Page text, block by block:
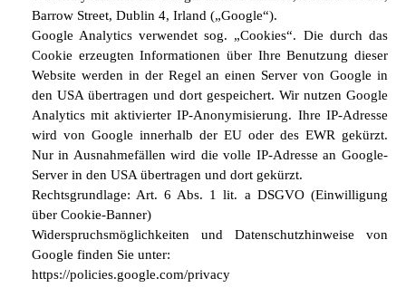
Barrow Street, Dublin 4, Irland („Google“).
Google Analytics verwendet sog. „Cookies“. Die durch das
Cookie erzeugten Informationen über Ihre Benutzung dieser
Website werden in der Regel an einen Server von Google in
den USA übertragen und dort gespeichert. Wir nutzen Google
Analytics mit aktivierter IP-Anonymisierung. Ihre IP-Adresse
wird von Google innerhalb der EU oder des EWR gekürzt.
Nur in Ausnahmefällen wird die volle IP-Adresse an Google-
Server in den USA übertragen und dort gekürzt.
Rechtsgrundlage: Art. 6 Abs. 1 lit. a DSGVO (Einwilligung
über Cookie-Banner)
Widerspruchsmöglichkeiten und Datenschutzhinweise von
Google finden Sie unter:
https://policies.google.com/privacy